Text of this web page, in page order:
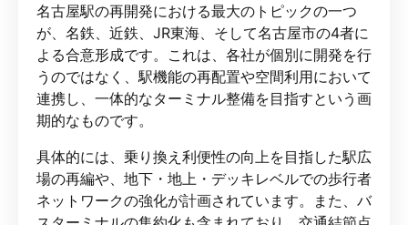
名古屋駅の再開発における最大のトピックの一つ
が、名鉄、近鉄、JR東海、そして名古屋市の4者に
よる合意形成です。これは、各社が個別に開発を行
うのではなく、駅機能の再配置や空間利用において
連携し、一体的なターミナル整備を目指すという画
期的なものです。
具体的には、乗り換え利便性の向上を目指した駅広
場の再編や、地下・地上・デッキレベルでの歩行者
ネットワークの強化が計画されています。また、バ